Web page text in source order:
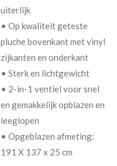
uiterlijk
• Op kwaliteit geteste
pluche bovenkant met vinyl
zijkanten en onderkant
• Sterk en lichtgewicht
• 2-in-1 ventiel voor snel
en gemakkelijk opblazen en
leeglopen
• Opgeblazen afmeting:
191 X 137 x 25 cm